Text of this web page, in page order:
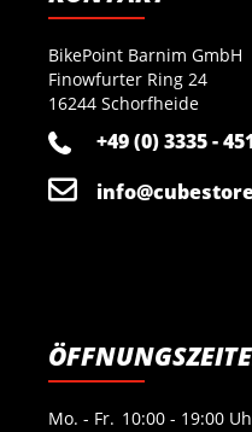
BikePoint Barnim GmbH
Finowfurter Ring 24
16244 Schorfheide
+49 (0) 3335 -
Mo. - Fr. 10:00 - 19:00